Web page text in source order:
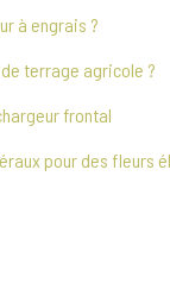
à engrais ?
terrage agricole ?
frontal
pour des fleurs